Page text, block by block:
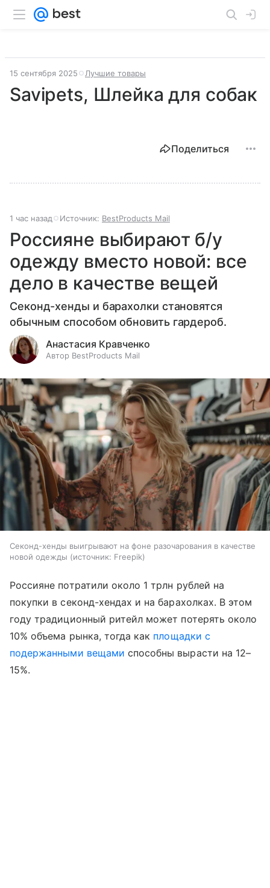
15 сентября 2025 Лучшие товары
Savipets, Шлейка для собак
Поделиться
1 час назад Источник: BestProducts Mail
Россияне выбирают б/у
одежду вместо новой: все
дело в качестве вещей
Секонд-хенды и барахолки становятся
обычным способом обновить гардероб.
Анастасия Кравченко
Автор BestProducts Mail
Секонд-хенды выигрывают на фоне разочарования в качестве
новой одежды
источник: Freepik
Россияне потратили около 1 трлн рублей на
покупки в секонд-хендах и на барахолках. В этом
году традиционный ритейл может потерять около
10% объема рынка, тогда как площадки с
подержанными вещами способны вырасти на 12–
15%.